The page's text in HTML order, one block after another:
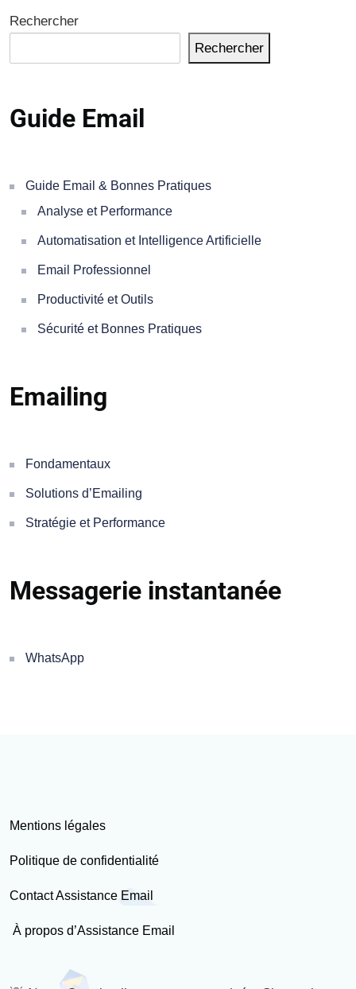
Rechercher
Rechercher
Guide Email
Guide Email & Bonnes Pratiques
Analyse et Performance
Automatisation et Intelligence Artificielle
Email Professionnel
Productivité et Outils
Sécurité et Bonnes Pratiques
Emailing
Fondamentaux
Solutions d’Emailing
Stratégie et Performance
Messagerie instantanée
WhatsApp
Mentions légales
Politique de confidentialité
Contact Assistance Email
À propos d’Assistance Email